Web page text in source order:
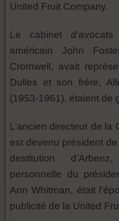
United Fruit Company.
Le cabinet
américain John
Cromwell, avait
Dulles et son frère,
(1953-1961), étaient de
L’ancien directeur de la
est devenu président
destitution
personnelle du
Ann Whitman, était
publicité de la United